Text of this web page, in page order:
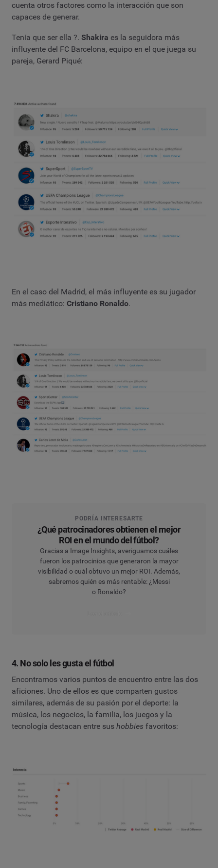
cuenta otros factores como la interacción que son
capaces de generar.
Tenía que ser ella ?. Shakira es la seguidora más
influyente del FC Barcelona, equipo en el que juega su
pareja, Gerard Piqué:
En el caso del Madrid, el más influyente es su jugador
más mediático: Cristiano Ronaldo.
PODRÍA INTERESARTE
¿Qué patrocinadores obtienen el mejor
ROI en el mundo del fútbol?
Gracias a Image Insights, averiguamos cuáles
fueron los patrocinios que generaron la mayor
visibilidad o cuál obtuvo un mejor ROI. Además,
sabremos quién es más rentable: ¿Messi
o Ronaldo?
4. No solo les gusta el fútbol
Encontramos varios puntos de encuentro entre las dos
aficiones. Uno de ellos es que comparten gustos
similares, además de su pasión por el deporte: la
música, los negocios, la familia, los juegos y la
tecnología destacan entre sus hobbies favoritos: